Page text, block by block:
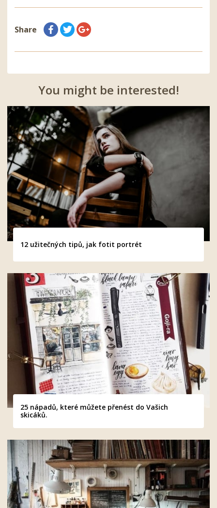
Share
You might be interested!
12 užitečných tipů, jak fotit portrét
25 nápadů, které můžete přenést do Vašich
skicáků.